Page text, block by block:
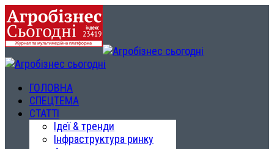
ГОЛОВНА
СПЕЦТЕМА
СТАТТІ
Ідеї & тренди
Інфраструктура ринку